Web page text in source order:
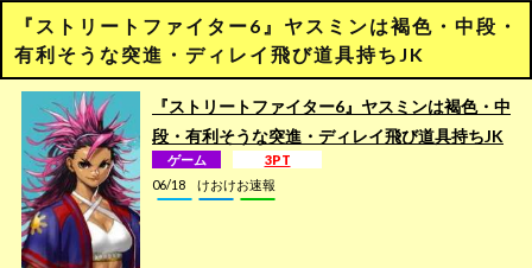
『ストリートファイター6』ヤスミンは褐色・中段・
有利そうな突進・ディレイ飛び道具持ちJK
『ストリートファイター6』ヤスミンは褐色・中
段・有利そうな突進・ディレイ飛び道具持ちJK
ゲーム
3PT
06/18
けおけお速報